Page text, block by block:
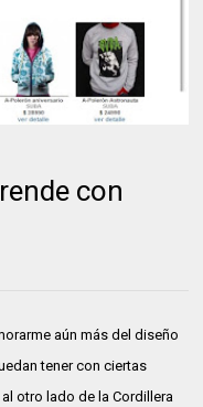
con
aún más del diseño
tener con ciertas
otro lado de la Cordillera